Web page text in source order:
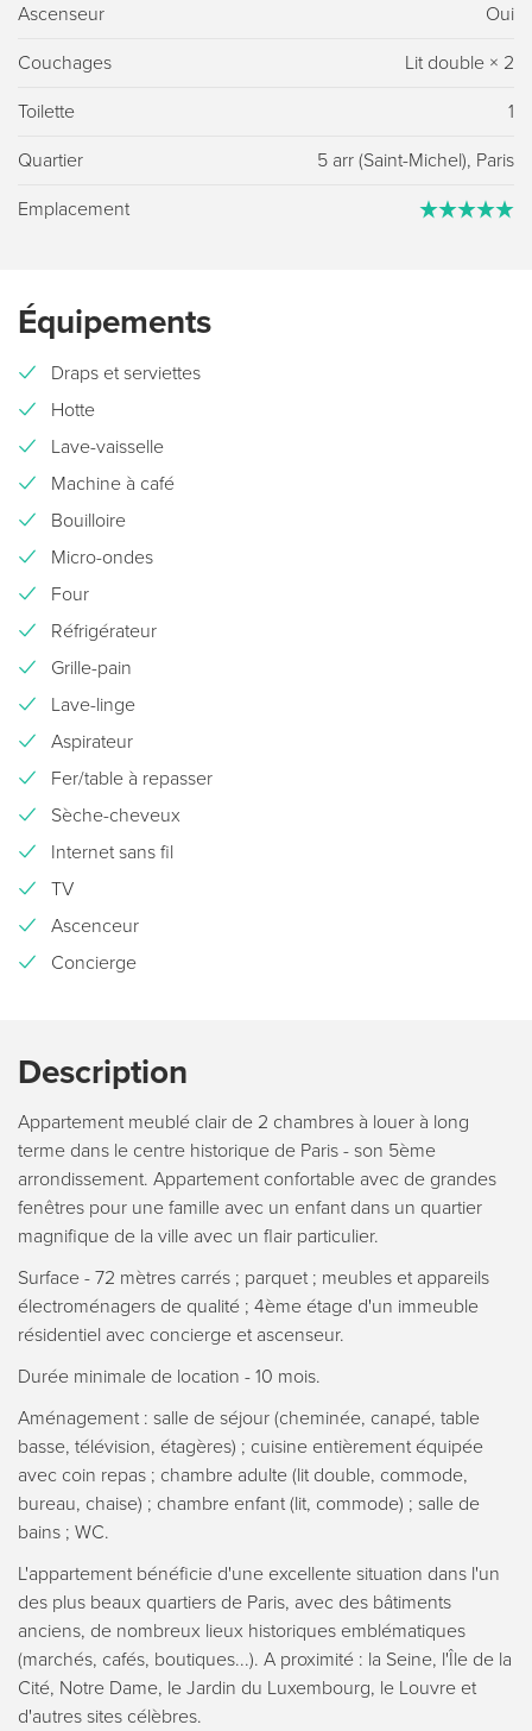
Ascenseur Oui
Couchages Lit double × 2
Toilette 1
Quartier 5 arr (Saint-Michel), Paris
Emplacement
Équipements
Draps et serviettes
Hotte
Lave-vaisselle
Machine à café
Bouilloire
Micro-ondes
Four
Réfrigérateur
Grille-pain
Lave-linge
Aspirateur
Fer/table à repasser
Sèche-cheveux
Internet sans fil
TV
Ascenceur
Concierge
Description
Appartement meublé clair de 2 chambres à louer à long
terme dans le centre historique de Paris - son 5ème
arrondissement. Appartement confortable avec de grandes
fenêtres pour une famille avec un enfant dans un quartier
magnifique de la ville avec un flair particulier.
Surface - 72 mètres carrés ; parquet ; meubles et appareils
électroménagers de qualité ; 4ème étage d'un immeuble
résidentiel avec concierge et ascenseur.
Durée minimale de location - 10 mois.
Aménagement : salle de séjour (cheminée, canapé, table
basse, télévision, étagères) ; cuisine entièrement équipée
avec coin repas ; chambre adulte (lit double, commode,
bureau, chaise) ; chambre enfant (lit, commode) ; salle de
bains ; WC.
L'appartement bénéficie d'une excellente situation dans l'un
des plus beaux quartiers de Paris, avec des bâtiments
anciens, de nombreux lieux historiques emblématiques
(marchés, cafés, boutiques...). A proximité : la Seine, l'Île de la
Cité, Notre Dame, le Jardin du Luxembourg, le Louvre et
d'autres sites célèbres.